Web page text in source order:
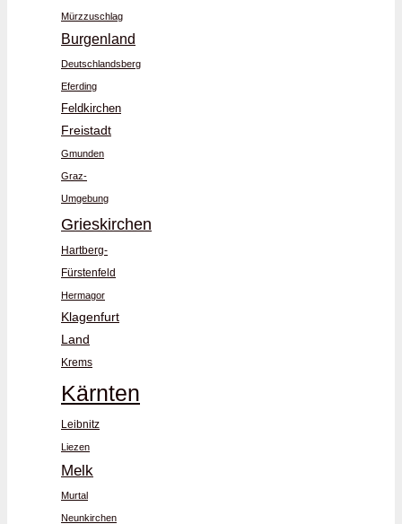
Mürzzuschlag
Burgenland
Deutschlandsberg
Eferding
Feldkirchen
Freistadt
Gmunden
Graz-
Umgebung
Grieskirchen
Hartberg-
Fürstenfeld
Hermagor
Klagenfurt
Land
Krems
Kärnten
Leibnitz
Liezen
Melk
Murtal
Neunkirchen